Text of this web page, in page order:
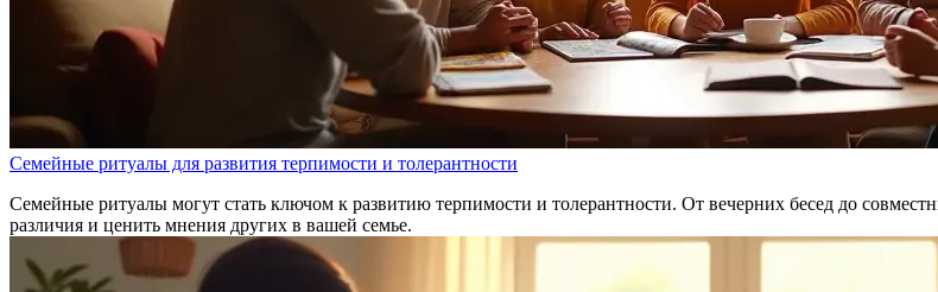
Семейные ритуалы для развития терпимости и толерантности
Семейные ритуалы могут стать ключом к развитию терпимости и толерантности. От вечерних бесед до
различия и ценить мнения других в вашей семье.